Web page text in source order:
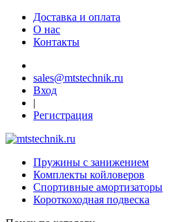
Доставка и оплата
О нас
Контакты
sales@mtstechnik.ru
Вход
|
Регистрация
Пружины с занижением
Комплекты койловеров
Спортивные амортизаторы
Короткоходная подвеска